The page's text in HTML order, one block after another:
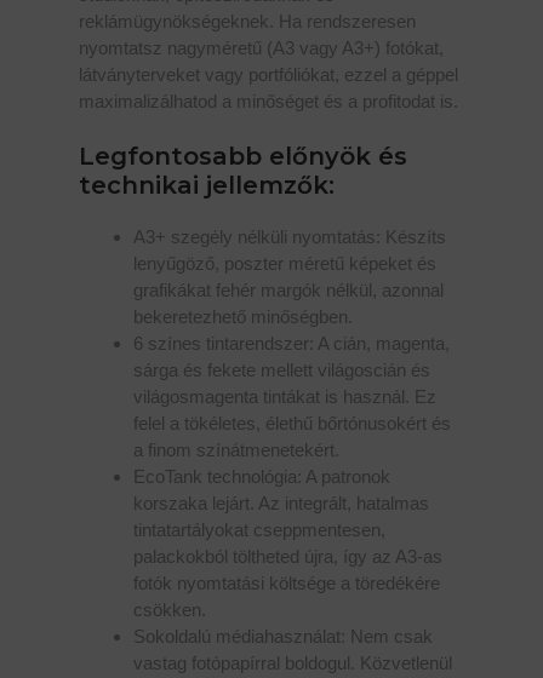
reklámügynökségeknek. Ha rendszeresen
nyomtatsz nagyméretű (A3 vagy A3+) fotókat,
látványterveket vagy portfóliókat, ezzel a géppel
maximalizálhatod a minőséget és a profitodat is.
Legfontosabb előnyök és
technikai jellemzők:
A3+ szegély nélküli nyomtatás: Készíts
lenyűgöző, poszter méretű képeket és
grafikákat fehér margók nélkül, azonnal
bekeretezhető minőségben.
6 színes tintarendszer: A cián, magenta,
sárga és fekete mellett világoscián és
világosmagenta tintákat is használ. Ez
felel a tökéletes, élethű bőrtónusokért és
a finom színátmenetekért.
EcoTank technológia: A patronok
korszaka lejárt. Az integrált, hatalmas
tintatartályokat cseppmentesen,
palackokból töltheted újra, így az A3-as
fotók nyomtatási költsége a töredékére
csökken.
Sokoldalú médiahasználat: Nem csak
vastag fotópapírral boldogul. Közvetlenül